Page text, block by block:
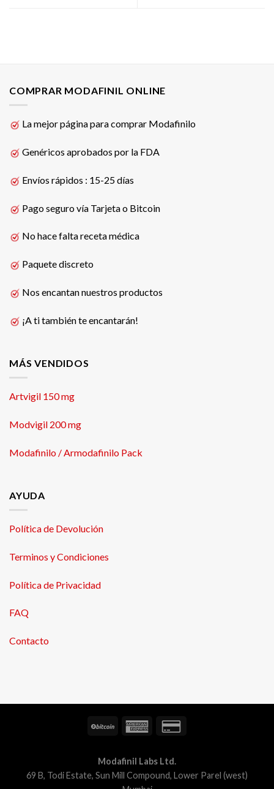
COMPRAR MODAFINIL ONLINE
La mejor página para comprar Modafinilo
Genéricos aprobados por la FDA
Envíos rápidos : 15-25 días
Pago seguro vía Tarjeta o Bitcoin
No hace falta receta médica
Paquete discreto
Nos encantan nuestros productos
¡A ti también te encantarán!
MÁS VENDIDOS
Artvigil 150 mg
Modvigil 200 mg
Modafinilo / Armodafinilo Pack
AYUDA
Política de Devolución
Terminos y Condiciones
Política de Privacidad
FAQ
Contacto
Modafinil Labs Ltd.
69 B, Todi Estate, Sun Mill Compound, Lower Parel (west)